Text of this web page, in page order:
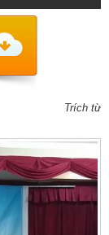
từ